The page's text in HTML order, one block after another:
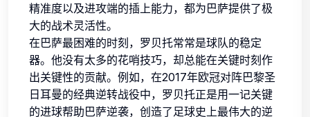
精准度以及进攻端的插上能力，都为巴萨提供了极
大的战术灵活性。
在巴萨最困难的时刻，罗贝托常常是球队的稳定
器。他没有太多的花哨技巧，却总能在关键时刻作
出关键性的贡献。例如，在2017年欧冠对阵巴黎圣
日耳曼的经典逆转战役中，罗贝托正是用一记关键
的进球帮助巴萨逆袭，创造了足球史上最伟大的逆